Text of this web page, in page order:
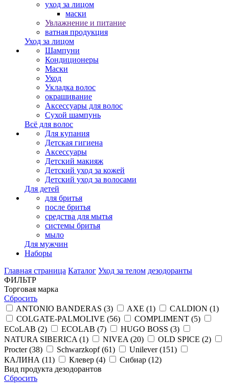
уход за лицом
маски
Увлажнение и питание
ватная продукция
Уход за лицом
Шампуни
Кондиционеры
Маски
Уход
Укладка волос
окрашивание
Аксессуары для волос
Сухой шампунь
Всё для волос
Для купания
Детская гигиена
Аксессуары
Детский макияж
Детский уход за кожей
Детский уход за волосами
Для детей
для бритья
после бритья
средства для мытья
системы бритья
мыло
Для мужчин
Наборы
Главная страница Каталог Уход за телом дезодоранты
ФИЛЬТР
Торговая марка
Сбросить
ANTONIO BANDERAS (3) AXE (1) CALDION (1)
COLGATE-PALMOLIVE (56) COMPLIMENT (5)
ECoLAB (2) ECOLAB (7) HUGO BOSS (3)
NATURA SIBERICA (1) NIVEA (20) OLD SPICE (2)
Procter (38) Schwarzkopf (61) Unilever (151)
КАЛИНА (11) Клевер (4) Сибиар (12)
Вид продукта дезодорантов
Сбросить